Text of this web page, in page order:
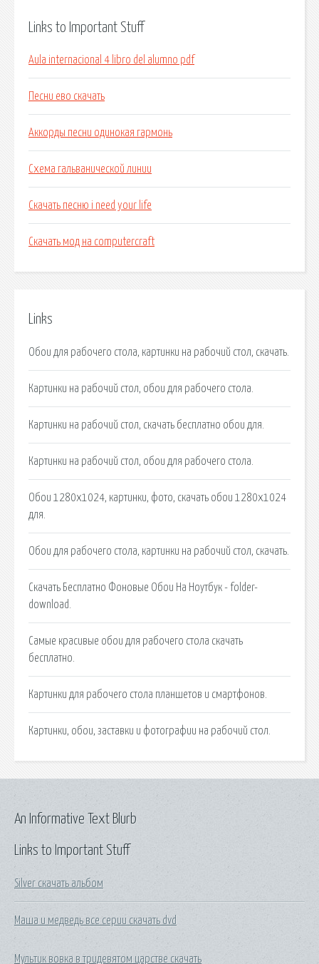
Links to Important Stuff
Aula internacional 4 libro del alumno pdf
Песни ево скачать
Аккорды песни одинокая гармонь
Схема гальванической линии
Скачать песню i need your life
Скачать мод на computercraft
Links
Обои для рабочего стола, картинки на рабочий стол, скачать.
Картинки на рабочий стол, обои для рабочего стола.
Картинки на рабочий стол, скачать бесплатно обои для.
Картинки на рабочий стол, обои для рабочего стола.
Обои 1280x1024, картинки, фото, скачать обои 1280x1024
для.
Обои для рабочего стола, картинки на рабочий стол, скачать.
Скачать Бесплатно Фоновые Обои На Ноутбук - folder-
download.
Самые красивые обои для рабочего стола скачать
бесплатно.
Картинки для рабочего стола планшетов и смартфонов.
Картинки, обои, заставки и фотографии на рабочий стол.
Links to Important Stuff
Silver скачать альбом
Маша и медведь все серии скачать dvd
Мультик вовка в тридевятом царстве скачать
An Informative Text Blurb